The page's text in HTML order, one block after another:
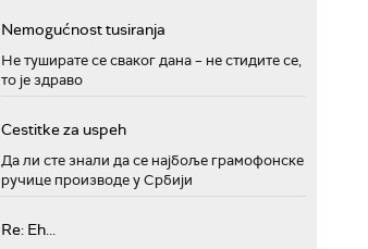
Nemogućnost tusiranja
Не туширате се сваког дана – не стидите се,
то је здраво
Cestitke za uspeh
Да ли сте знали да се најбоље грамофонске
ручице производе у Србији
Re: Eh...